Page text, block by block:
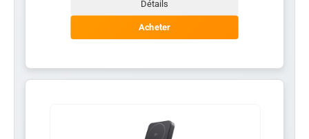
Détails
Acheter